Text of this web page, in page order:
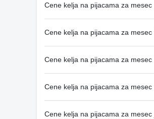
Cene kelja na pijacama za
Cene kelja na pijacama za
Cene kelja na pijacama za
Cene kelja na pijacama za
Cene kelja na pijacama za